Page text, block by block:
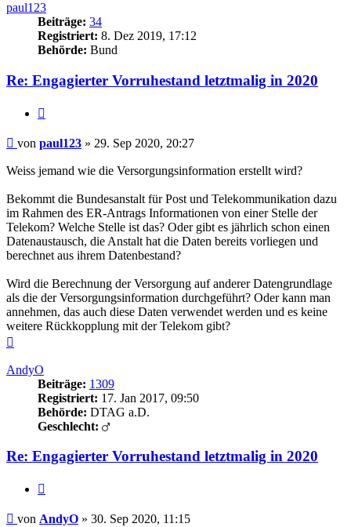
paul123
Beiträge: 34
Registriert: 8. Dez 2019, 17:12
Behörde: Bund
Re: Engagierter Vorruhestand letztmalig in 2020
Beitrag
von paul123 » 29. Sep 2020, 20:27
Weiss jemand wie die Versorgungsinformation erstellt wird?
Bekommt die Bundesanstalt für Post und Telekommunikation dazu
im Rahmen des ER-Antrags Informationen von einer Stelle der
Telekom? Welche Stelle ist das? Oder gibt es jährlich schon einen
Datenaustausch, die Anstalt hat die Daten bereits vorliegen und
berechnet aus ihrem Datenbestand?
Wird die Berechnung der Versorgung auf anderer Datengrundlage
als die der Versorgungsinformation durchgeführt? Oder kann man
annehmen, das auch diese Daten verwendet werden und es keine
weitere Rückkopplung mit der Telekom gibt?
AndyO
Beiträge: 1309
Registriert: 17. Jan 2017, 09:50
Behörde: DTAG a.D.
Geschlecht:
Re: Engagierter Vorruhestand letztmalig in 2020
Beitrag
von AndyO » 30. Sep 2020, 11:15